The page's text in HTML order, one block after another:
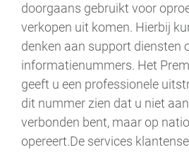
doorgaans gebruikt voor
verkopen uit komen. Hierbij
denken aan support diensten
informatienummers. Het
geeft u een professionele
dit nummer zien dat u niet
verbonden bent, maar op
opereert.De services